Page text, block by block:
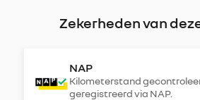
Zekerheden van
NAP
Kilometerstand
geregistreerd via NAP.